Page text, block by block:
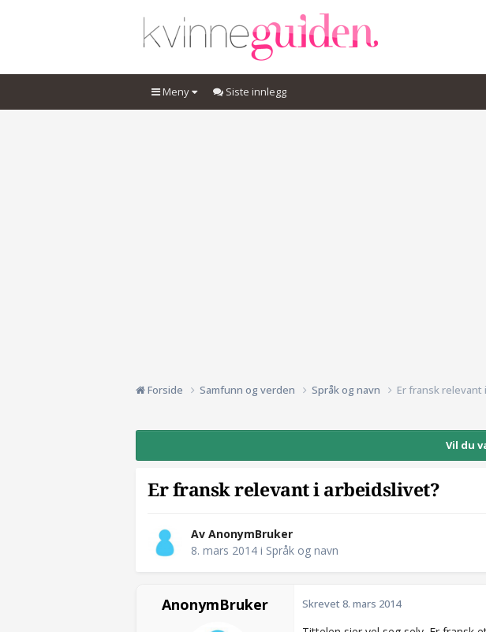
Meny Siste innlegg
Forside Samfunn og verden Språk og navn Er fransk relevant
Vil du
Er fransk relevant i arbeidslivet?
Av AnonymBruker
8. mars 2014 i Språk og navn
AnonymBruker Skrevet8. mars 2014